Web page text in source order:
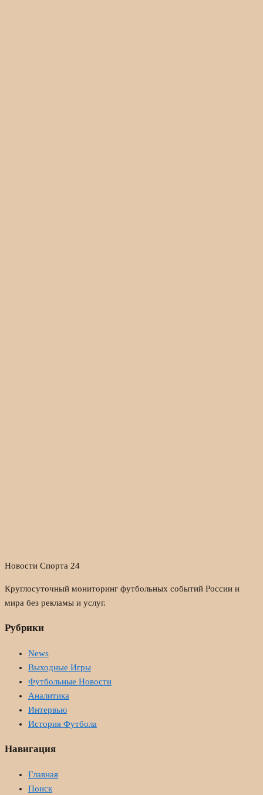
Новости Спорта 24
Круглосуточный мониторинг футбольных событий России и
мира без рекламы и услуг.
Рубрики
News
Выходные Игры
Футбольные Новости
Аналитика
Интервью
История Футбола
Навигация
Главная
Поиск